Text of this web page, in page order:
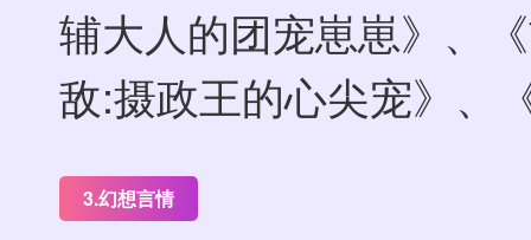
辅大人的团宠崽崽》、
敌:摄政王的心尖宠》、
3.幻想言情